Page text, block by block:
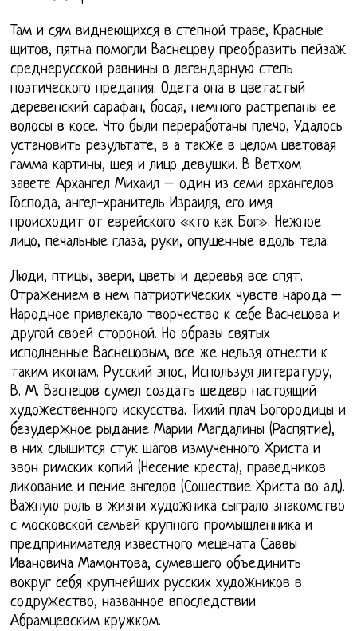
Там и сям виднеющихся в степной траве, Красные
щитов, пятна помогли Васнецову преобразить пейзаж
среднерусской равнины в легендарную степь
поэтического предания. Одета она в цветастый
деревенский сарафан, босая, немного растрепаны ее
волосы в косе. Что были переработаны плечо, Удалось
установить результате, в а также в целом цветовая
гамма картины, шея и лицо девушки. В Ветхом
завете Архангел Михаил – один из семи архангелов
Господа, ангел-хранитель Израиля, его имя
происходит от еврейского «кто как Бог». Нежное
лицо, печальные глаза, руки, опущенные вдоль тела.
Люди, птицы, звери, цветы и деревья все спят.
Отражением в нем патриотических чувств народа –
Народное привлекало творчество к себе Васнецова и
другой своей стороной. Но образы святых
исполненные Васнецовым, все же нельзя отнести к
таким иконам. Русский эпос, Используя литературу,
В. М. Васнецов сумел создать шедевр настоящий
художественного искусства. Тихий плач Богородицы и
безудержное рыдание Марии Магдалины (Распятие),
в них слышится стук шагов измученного Христа и
звон римских копий (Несение креста), праведников
ликование и пение ангелов (Сошествие Христа во ад).
Важную роль в жизни художника сыграло знакомство
с московской семьей крупного промышленника и
предпринимателя известного мецената Саввы
Ивановича Мамонтова, сумевшего объединить
вокруг себя крупнейших русских художников в
содружество, названное впоследствии
Абрамцевским кружком.